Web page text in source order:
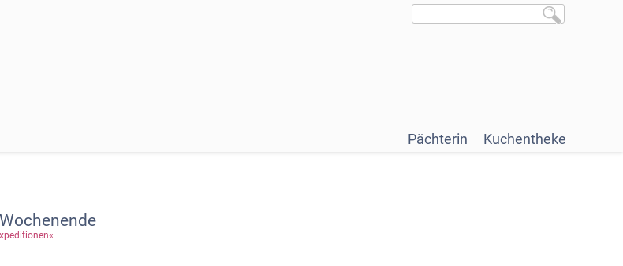
Pächterin Kuchentheke